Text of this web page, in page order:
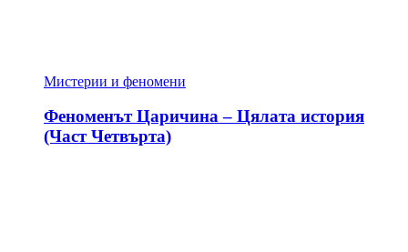
Мистерии и феномени
Феноменът Царичина – Цялата история
(Част Четвърта)